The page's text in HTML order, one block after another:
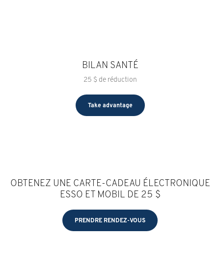
BILAN SANTÉ
25 $ de réduction
Take advantage
OBTENEZ UNE CARTE-CADEAU ÉLECTRONIQUE
ESSO ET MOBIL DE 25 $
PRENDRE RENDEZ-VOUS